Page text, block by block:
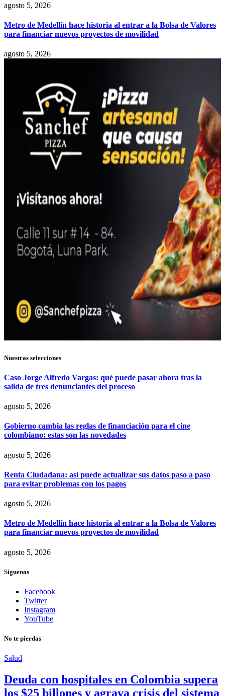
agosto 5, 2026
Metro de Medellín hace historia al entrar a la Bolsa de Valores
para financiar nuevos proyectos de movilidad
agosto 5, 2026
Nuestras selecciones
Caso Jorge Alfredo Vargas: qué puede pasar ahora tras la
salida de tres denunciantes del proceso
agosto 5, 2026
Gobierno cambia las reglas de financiación para el cine
colombiano: estas son las novedades
agosto 5, 2026
Renta Ciudadana: así puede actualizar sus datos paso a paso
para evitar problemas con los pagos
agosto 5, 2026
Metro de Medellín hace historia al entrar a la Bolsa de Valores
para financiar nuevos proyectos de movilidad
agosto 5, 2026
Síguenos
Facebook
Twitter
Instagram
YouTube
No te pierdas
Salud
Deuda con hospitales en Colombia supera
los $25 billones y agrava crisis del sistema